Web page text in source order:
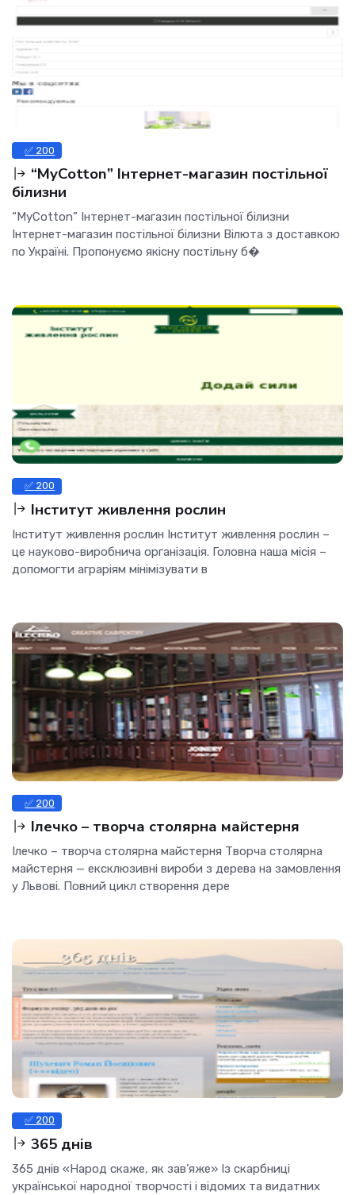
✅ 200
“MyCotton” Інтернет-магазин постільної
білизни
“MyCotton” Інтернет-магазин постільної білизни
Інтернет-магазин постільної білизни Вілюта з доставкою
по Україні. Пропонуємо якісну постільну б�
✅ 200
Інститут живлення рослин
Інститут живлення рослин Інститут живлення рослин –
це науково-виробнича організація. Головна наша місія –
допомогти аграріям мінімізувати в
✅ 200
Ілечко – творча столярна майстерня
Ілечко – творча столярна майстерня Творча столярна
майстерня — ексклюзивні вироби з дерева на замовлення
у Львові. Повний цикл створення дере
✅ 200
365 днів
365 днів «Народ скаже, як зав’яже» Із скарбниці
української народної творчості і відомих та видатних